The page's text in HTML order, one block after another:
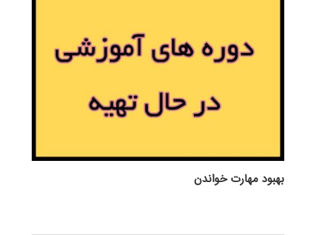
بهبود مهارت خواندن